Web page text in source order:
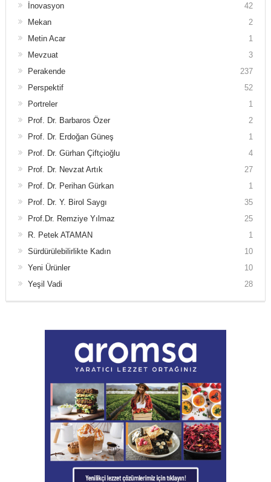
İnovasyon
42
Mekan
2
Metin Acar
1
Mevzuat
3
Perakende
237
Perspektif
52
Portreler
1
Prof. Dr. Barbaros Özer
2
Prof. Dr. Erdoğan Güneş
1
Prof. Dr. Gürhan Çiftçioğlu
4
Prof. Dr. Nevzat Artık
27
Prof. Dr. Perihan Gürkan
1
Prof. Dr. Y. Birol Saygı
35
Prof.Dr. Remziye Yılmaz
25
R. Petek ATAMAN
1
Sürdürülebilirlikte Kadın
10
Yeni Ürünler
10
Yeşil Vadi
28